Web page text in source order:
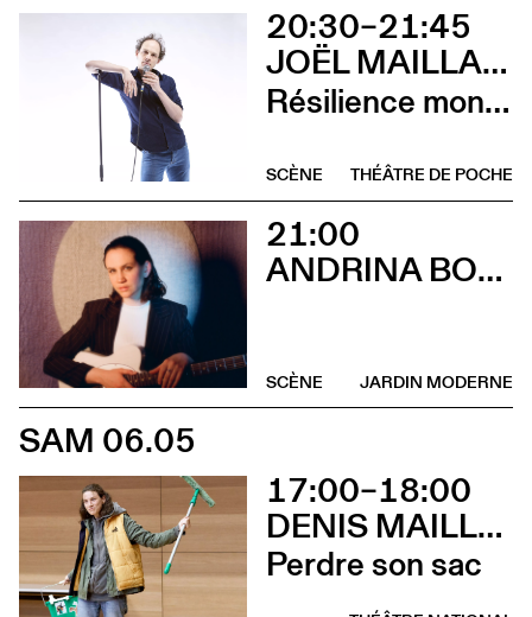
20:30–21:45
JOËL MAILLARD
Résilience mon cul
THÉÂTRE DE POCHE
SCÈNE
21:00
ANDRINA BOLLINGER
JARDIN MODERNE
SCÈNE
SAM 06.05
17:00–18:00
DENIS MAILLEFER ET PASCAL RAMBERT AVEC LOLA GIOUSSE
Perdre son sac